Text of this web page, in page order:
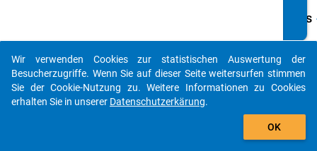
Details
B01.1
Ist
auto_stories
add_shopping_cart
Wir verwenden Cookies zur statistischen Auswertung der
Besucherzugriffe. Wenn Sie auf dieser Seite weitersurfen stimmen
Sie der Cookie-Nutzung zu. Weitere Informationen zu Cookies
erhalten Sie in unserer Datenschutzerkärung.
OK